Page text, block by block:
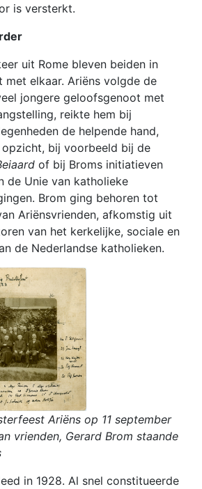
is versterkt.
uit Rome bleven beiden in
met elkaar. Ariëns volgde de
jongere geloofsgenoot met
reikte hem bij
de helpende hand,
bij voorbeeld bij de
of bij Broms initiatieven
de Unie van katholieke
Brom ging behoren tot
Ariënsvrienden, afkomstig uit
van het kerkelijke, sociale en
de Nederlandse katholieken.
Ariëns op 11 september
vrienden, Gerard Brom staande
in 1928. Al snel constitueerde